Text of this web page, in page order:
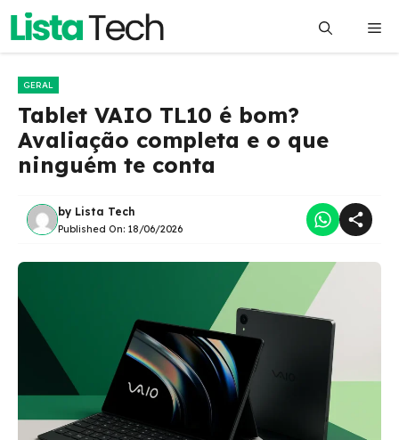
Pular
o
GERAL
Tablet VAIO TL10 é bom?
Avaliação completa e o que
ninguém te conta
by Lista Tech
Published On: 18/06/2026